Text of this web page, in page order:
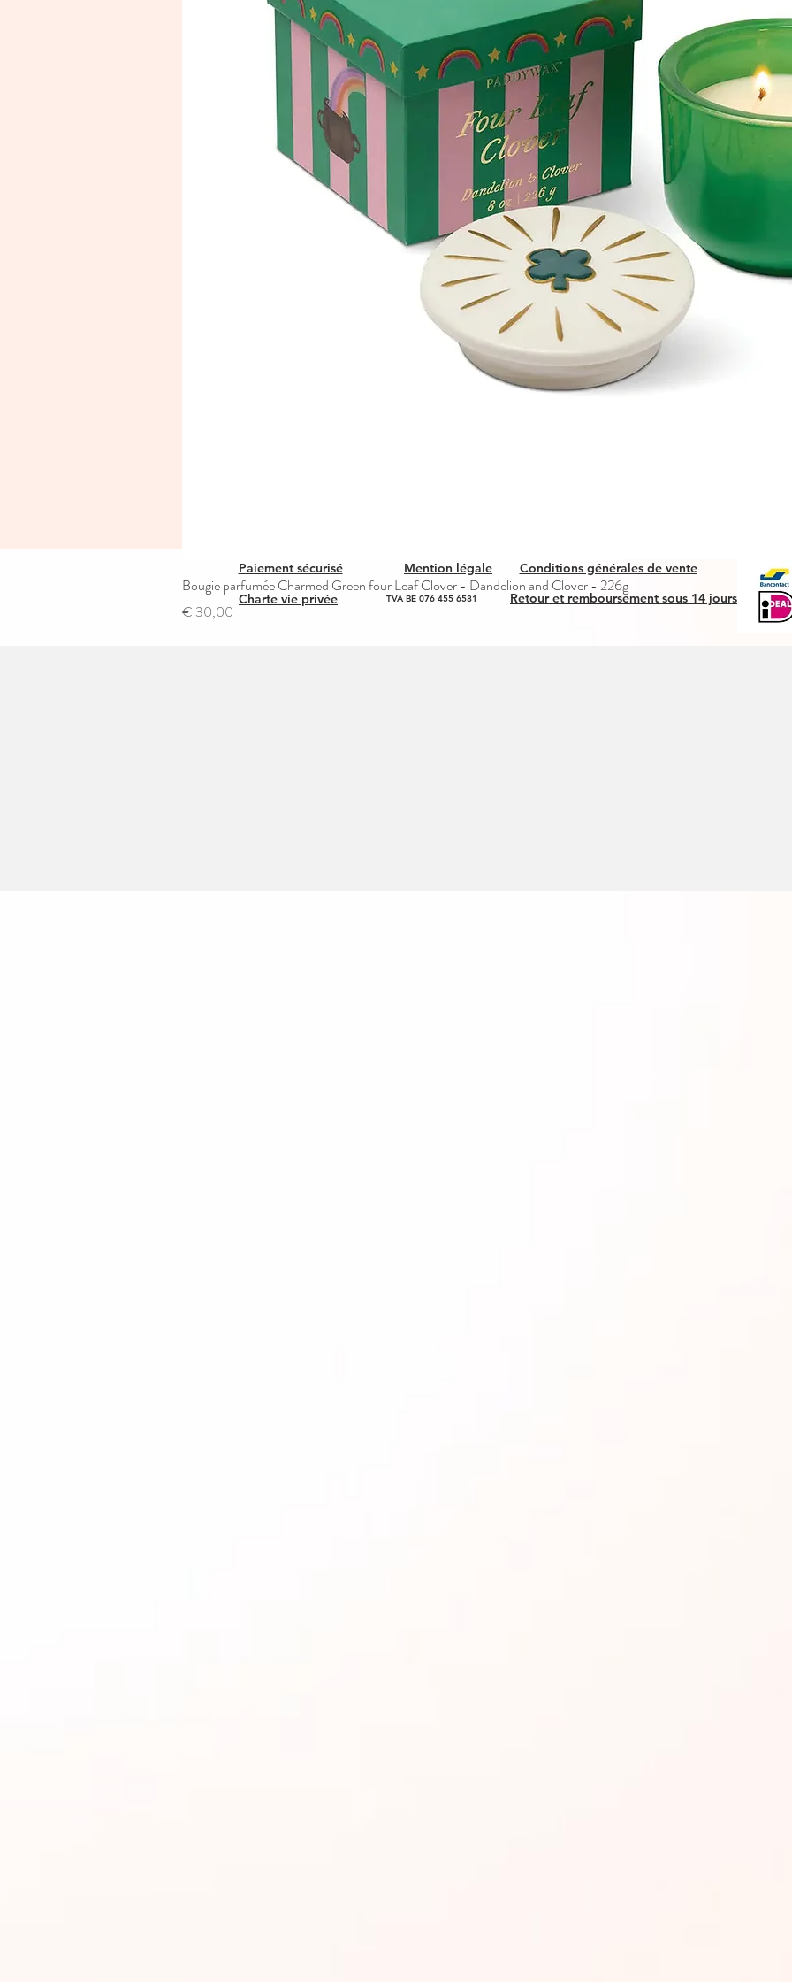
Snel overzicht
Bougie parfumée Charmed Green four Leaf Clover - Dandelion and Clover - 226g
Prijs
€ 30,00
Paiement sécurisé Mention légale
Conditions générales de vente
Charte vie privée
Retour et remboursement sous 14 jours
TVA BE 076 455 6581